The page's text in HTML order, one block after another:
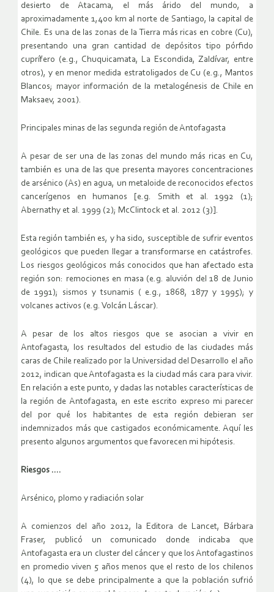
desierto de Atacama, el más árido del mundo, a
aproximadamente 1,400 km al norte de Santiago, la capital de
Chile. Es una de las zonas de la Tierra más ricas en cobre (Cu),
presentando una gran cantidad de depósitos tipo pórfido
cuprífero (e.g., Chuquicamata, La Escondida, Zaldívar, entre
otros), y en menor medida estratoligados de Cu (e.g., Mantos
Blancos; mayor información de la metalogénesis de Chile en
Maksaev, 2001).
Principales minas de las segunda región de Antofagasta
A pesar de ser una de las zonas del mundo más ricas en Cu,
también es una de las que presenta mayores concentraciones
de arsénico (As) en agua, un metaloide de reconocidos efectos
cancerígenos en humanos [e.g. Smith et al. 1992 (1);
Abernathy et al. 1999 (2); McClintock et al. 2012 (3)].
Esta región también es, y ha sido, susceptible de sufrir eventos
geológicos que pueden llegar a transformarse en catástrofes.
Los riesgos geológicos más conocidos que han afectado esta
región son: remociones en masa (e.g. aluvión del 18 de Junio
de 1991); sismos y tsunamis ( e.g., 1868, 1877 y 1995); y
volcanes activos (e.g. Volcán Láscar).
A pesar de los altos riesgos que se asocian a vivir en
Antofagasta, los resultados del estudio de las ciudades más
caras de Chile realizado por la Universidad del Desarrollo el año
2012, indican que Antofagasta es la ciudad más cara para vivir.
En relación a este punto, y dadas las notables características de
la región de Antofagasta, en este escrito expreso mi parecer
del por qué los habitantes de esta región debieran ser
indemnizados más que castigados económicamente. Aquí les
presento algunos argumentos que favorecen mi hipótesis.
Riesgos .…
Arsénico, plomo y radiación solar
A comienzos del año 2012, la Editora de Lancet, Bárbara
Fraser, publicó un comunicado donde indicaba que
Antofagasta era un cluster del cáncer y que los Antofagastinos
en promedio viven 5 años menos que el resto de los chilenos
(4), lo que se debe principalmente a que la población sufrió